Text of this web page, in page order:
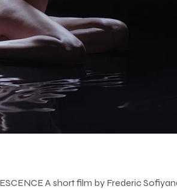
A short film by Frederic